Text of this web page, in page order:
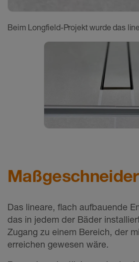
Beim Longfield-Projekt wurde das
Das lineare, flach aufbauende
das in jedem der Bäder
Zugang zu einem Bereich, der
erreichen gewesen wäre.